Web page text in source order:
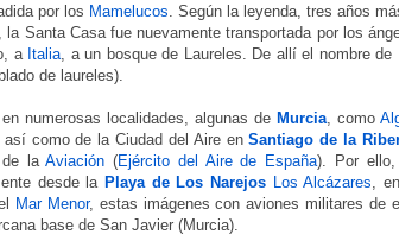
por los Mamelucos Según la leyenda, tres años
la Santa Casa fue nuevamente transportada por los
a Italia , a un bosque de Laureles. De allí el nombre
de laureles).
en numerosas localidades, algunas de Murcia , como
, así como de la Ciudad del Aire enSantiago de la
de laAviación (Ejército del Aire de España). Por ello,
desde la Playa de Los Narejos Los Alcázares ,
Mar Menor, estas imágenes con aviones militares de
base de San Javier (Murcia).